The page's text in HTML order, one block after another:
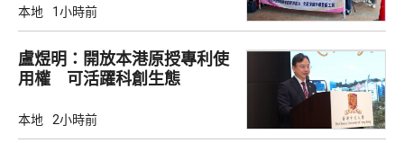
本地 1小時前
盧煜明：開放本港原授專利使
用權 可活躍科創生態
本地 2小時前